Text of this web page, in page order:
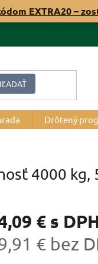
EXTRA20 –
Drôtený
4000 kg,
€ s
€ bez